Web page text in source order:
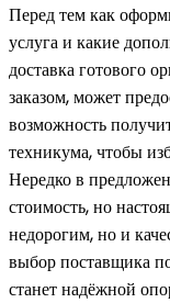
Перед тем как
услуга и какие
доставка готового
заказом, может
возможность
техникума, чтобы
Нередко в
стоимость, но
недорогим, но и
выбор поставщика
станет надёжной